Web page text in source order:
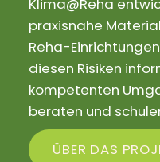
praxisnahe
Reha-
diesen Risiken
kompetenten
beraten und
ÜBER DAS